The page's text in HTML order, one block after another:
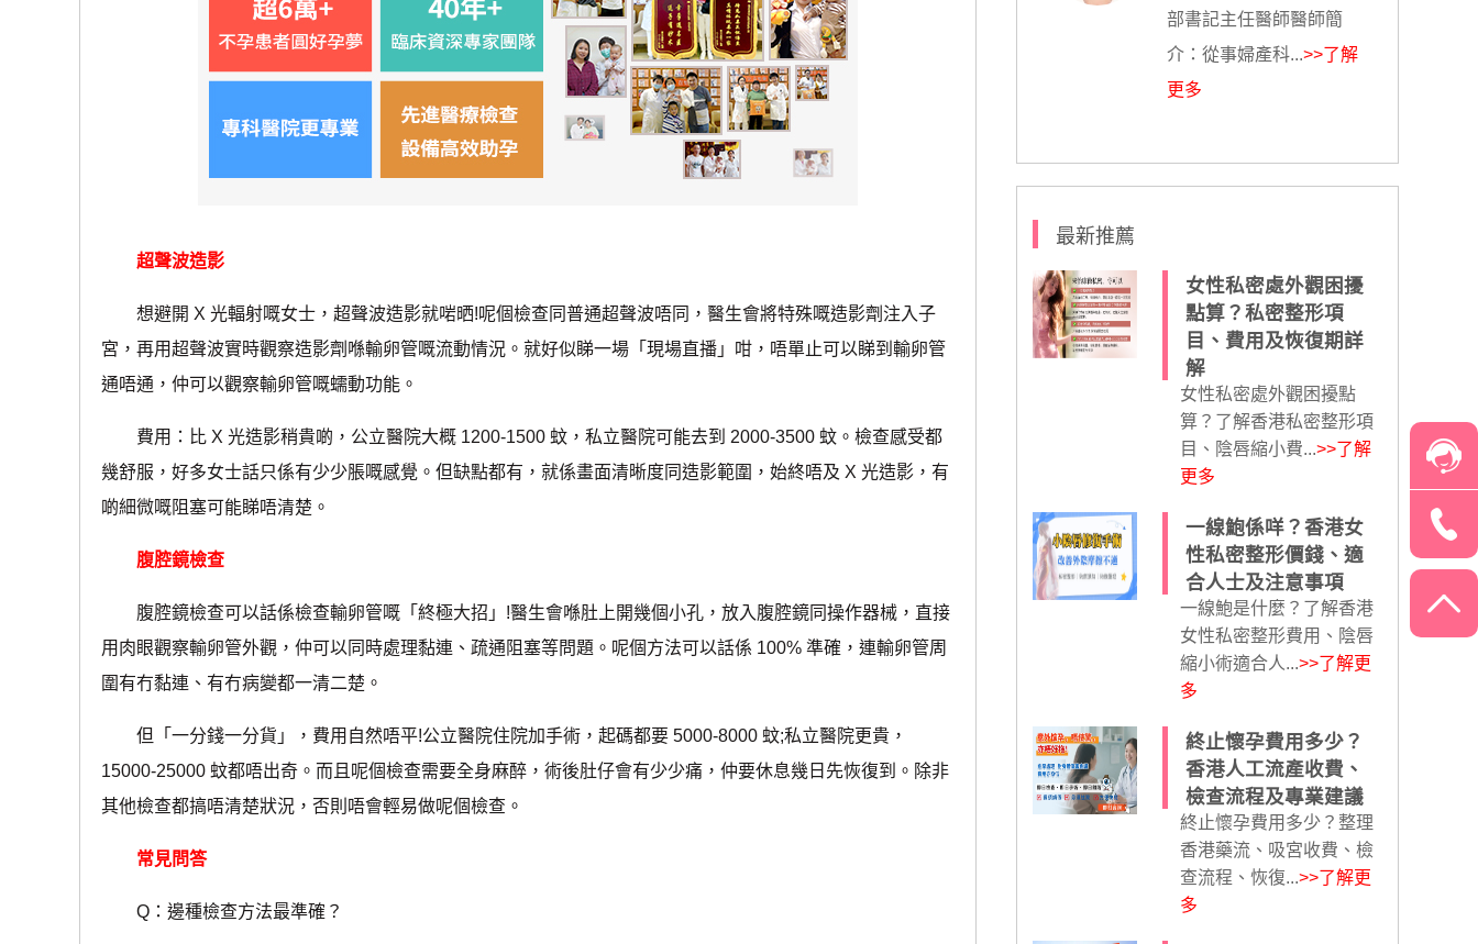
超聲波造影
想避開 X 光輻射嘅女士，超聲波造影就啱晒!呢個檢查同普通超聲波唔同，醫生會將特殊嘅造影劑注入子
宮，再用超聲波實時觀察造影劑喺輸卵管嘅流動情況。就好似睇一場「現場直播」咁，唔單止可以睇到輸卵管
通唔通，仲可以觀察輸卵管嘅蠕動功能。
費用：比 X 光造影稍貴啲，公立醫院大概 1200-1500 蚊，私立醫院可能去到 2000-3500 蚊。檢查感受都
幾舒服，好多女士話只係有少少脹嘅感覺。但缺點都有，就係畫面清晰度同造影範圍，始終唔及 X 光造影，有
啲細微嘅阻塞可能睇唔清楚。
腹腔鏡檢查
腹腔鏡檢查可以話係檢查輸卵管嘅「終極大招」!醫生會喺肚上開幾個小孔，放入腹腔鏡同操作器械，直接
用肉眼觀察輸卵管外觀，仲可以同時處理黏連、疏通阻塞等問題。呢個方法可以話係 100% 準確，連輸卵管周
圍有冇黏連、有冇病變都一清二楚。
但「一分錢一分貨」，費用自然唔平!公立醫院住院加手術，起碼都要 5000-8000 蚊;私立醫院更貴，
15000-25000 蚊都唔出奇。而且呢個檢查需要全身麻醉，術後肚仔會有少少痛，仲要休息幾日先恢復到。除非
其他檢查都搞唔清楚狀況，否則唔會輕易做呢個檢查。
常見問答
Q：邊種檢查方法最準確？
部書記主任醫師醫師簡
介：從事婦產科...>>了解
更多
最新推薦
女性私密處外觀困擾
點算？私密整形項
目、費用及恢復期詳
解
女性私密處外觀困擾點
算？了解香港私密整形項
目、陰唇縮小費...>>了解
更多
一線鮑係咩？香港女
性私密整形價錢、適
合人士及注意事項
一線鮑是什麼？了解香港
女性私密整形費用、陰唇
縮小術適合人...>>了解更
多
終止懷孕費用多少？
香港人工流產收費、
檢查流程及專業建議
終止懷孕費用多少？整理
香港藥流、吸宮收費、檢
查流程、恢復...>>了解更
多